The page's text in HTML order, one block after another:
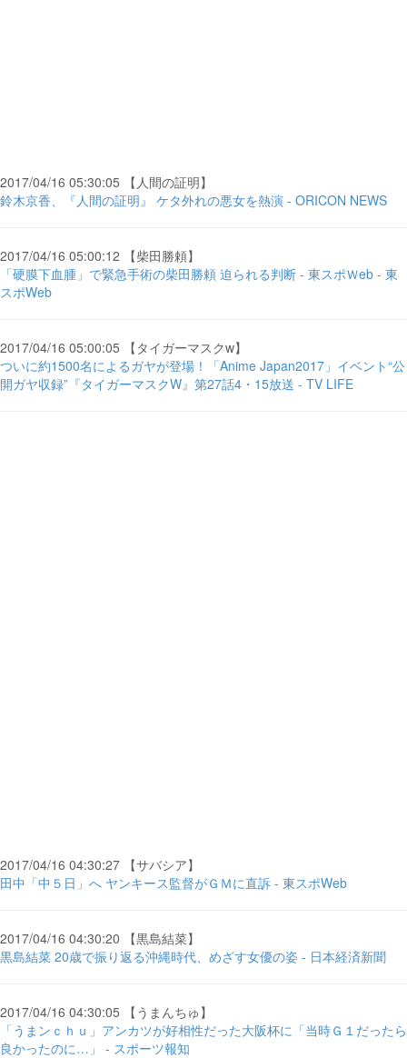
2017/04/16 05:30:05 【人間の証明】
鈴木京香、『人間の証明』 ケタ外れの悪女を熱演 - ORICON NEWS
2017/04/16 05:00:12 【柴田勝頼】
「硬膜下血腫」で緊急手術の柴田勝頼 迫られる判断 - 東スポＷeb - 東
スポWeb
2017/04/16 05:00:05 【タイガーマスクw】
ついに約1500名によるガヤが登場！「Anime Japan2017」イベント“公
開ガヤ収録”『タイガーマスクW』第27話4・15放送 - TV LIFE
2017/04/16 04:30:27 【サバシア】
田中「中５日」へ ヤンキース監督がＧＭに直訴 - 東スポWeb
2017/04/16 04:30:20 【黒島結菜】
黒島結菜 20歳で振り返る沖縄時代、めざす女優の姿 - 日本経済新聞
2017/04/16 04:30:05 【うまんちゅ】
「うまンｃｈｕ」アンカツが好相性だった大阪杯に「当時Ｇ１だったら
良かったのに…」 - スポーツ報知